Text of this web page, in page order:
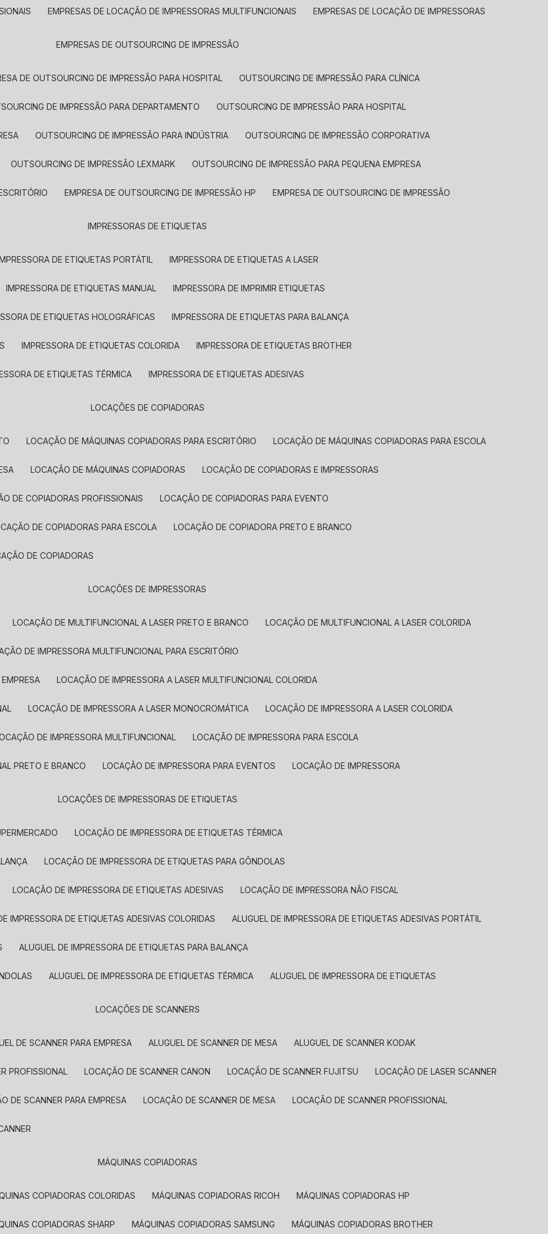
EMPRESAS DE LOCAÇÃO DE IMPRESSORAS MULTIFUNCIONAIS EMPRESAS DE LOCAÇÃO DE IMPRESSORAS
EMPRESAS DE OUTSOURCING DE IMPRESSÃO
DE OUTSOURCING DE IMPRESSÃO PARA HOSPITAL OUTSOURCING DE IMPRESSÃO PARA CLÍNICA
DE IMPRESSÃO PARA DEPARTAMENTO OUTSOURCING DE IMPRESSÃO PARA HOSPITAL
OUTSOURCING DE IMPRESSÃO PARA INDÚSTRIA OUTSOURCING DE IMPRESSÃO CORPORATIVA
OUTSOURCING DE IMPRESSÃO LEXMARK OUTSOURCING DE IMPRESSÃO PARA PEQUENA EMPRESA
EMPRESA DE OUTSOURCING DE IMPRESSÃO HP EMPRESA DE OUTSOURCING DE IMPRESSÃO
IMPRESSORAS DE ETIQUETAS
DE ETIQUETAS PORTÁTIL IMPRESSORA DE ETIQUETAS A LASER
IMPRESSORA DE ETIQUETAS MANUAL IMPRESSORA DE IMPRIMIR ETIQUETAS
DE ETIQUETAS HOLOGRÁFICAS IMPRESSORA DE ETIQUETAS PARA BALANÇA
IMPRESSORA DE ETIQUETAS COLORIDA IMPRESSORA DE ETIQUETAS BROTHER
DE ETIQUETAS TÉRMICA IMPRESSORA DE ETIQUETAS ADESIVAS
LOCAÇÕES DE COPIADORAS
LOCAÇÃO DE MÁQUINAS COPIADORAS PARA ESCRITÓRIO LOCAÇÃO DE MÁQUINAS COPIADORAS PARA ESCOLA
LOCAÇÃO DE MÁQUINAS COPIADORAS LOCAÇÃO DE COPIADORAS E IMPRESSORAS
DE COPIADORAS PROFISSIONAIS LOCAÇÃO DE COPIADORAS PARA EVENTO
DE COPIADORAS PARA ESCOLA LOCAÇÃO DE COPIADORA PRETO E BRANCO
DE COPIADORAS
LOCAÇÕES DE IMPRESSORAS
LOCAÇÃO DE MULTIFUNCIONAL A LASER PRETO E BRANCO LOCAÇÃO DE MULTIFUNCIONAL A LASER COLORIDA
DE IMPRESSORA MULTIFUNCIONAL PARA ESCRITÓRIO
LOCAÇÃO DE IMPRESSORA A LASER MULTIFUNCIONAL COLORIDA
LOCAÇÃO DE IMPRESSORA A LASER MONOCROMÁTICA LOCAÇÃO DE IMPRESSORA A LASER COLORIDA
DE IMPRESSORA MULTIFUNCIONAL LOCAÇÃO DE IMPRESSORA PARA ESCOLA
PRETO E BRANCO LOCAÇÃO DE IMPRESSORA PARA EVENTOS LOCAÇÃO DE IMPRESSORA
LOCAÇÕES DE IMPRESSORAS DE ETIQUETAS
LOCAÇÃO DE IMPRESSORA DE ETIQUETAS TÉRMICA
LOCAÇÃO DE IMPRESSORA DE ETIQUETAS PARA GÔNDOLAS
LOCAÇÃO DE IMPRESSORA DE ETIQUETAS ADESIVAS LOCAÇÃO DE IMPRESSORA NÃO FISCAL
IMPRESSORA DE ETIQUETAS ADESIVAS COLORIDAS ALUGUEL DE IMPRESSORA DE ETIQUETAS ADESIVAS PORTÁTIL
ALUGUEL DE IMPRESSORA DE ETIQUETAS PARA BALANÇA
ALUGUEL DE IMPRESSORA DE ETIQUETAS TÉRMICA ALUGUEL DE IMPRESSORA DE ETIQUETAS
LOCAÇÕES DE SCANNERS
DE SCANNER PARA EMPRESA ALUGUEL DE SCANNER DE MESA ALUGUEL DE SCANNER KODAK
PROFISSIONAL LOCAÇÃO DE SCANNER CANON LOCAÇÃO DE SCANNER FUJITSU LOCAÇÃO DE LASER SCANNER
DE SCANNER PARA EMPRESA LOCAÇÃO DE SCANNER DE MESA LOCAÇÃO DE SCANNER PROFISSIONAL
MÁQUINAS COPIADORAS
COPIADORAS COLORIDAS MÁQUINAS COPIADORAS RICOH MÁQUINAS COPIADORAS HP
COPIADORAS SHARP MÁQUINAS COPIADORAS SAMSUNG MÁQUINAS COPIADORAS BROTHER